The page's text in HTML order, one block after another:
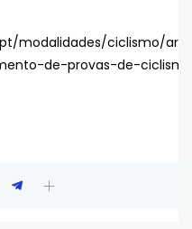
modalidades/ciclismo/
de-provas-de-